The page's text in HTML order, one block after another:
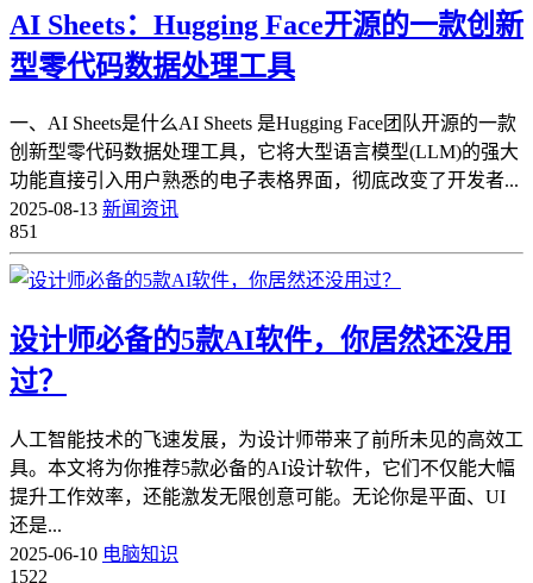
AI Sheets：Hugging Face开源的一款创新
型零代码数据处理工具
一、AI Sheets是什么AI Sheets 是Hugging Face团队开源的一款
创新型零代码数据处理工具，它将大型语言模型(LLM)的强大
功能直接引入用户熟悉的电子表格界面，彻底改变了开发者...
2025-08-13 新闻资讯
851
设计师必备的5款AI软件，你居然还没用
过？
人工智能技术的飞速发展，为设计师带来了前所未见的高效工
具。本文将为你推荐5款必备的AI设计软件，它们不仅能大幅
提升工作效率，还能激发无限创意可能。无论你是平面、UI
还是...
2025-06-10 电脑知识
1522